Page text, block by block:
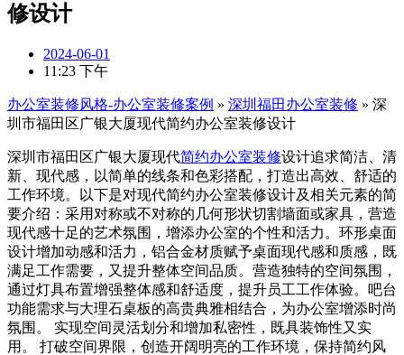
修设计
2024-06-01
11:23 下午
办公室装修风格-办公室装修案例 » 深圳福田办公室装修 » 深
圳市福田区广银大厦现代简约办公室装修设计
深圳市福田区广银大厦现代简约办公室装修设计追求简洁、清
新、现代感，以简单的线条和色彩搭配，打造出高效、舒适的
工作环境。以下是对现代简约办公室装修设计及相关元素的简
要介绍：采用对称或不对称的几何形状切割墙面或家具，营造
现代感十足的艺术氛围，增添办公室的个性和活力。环形桌面
设计增加动感和活力，铝合金材质赋予桌面现代感和质感，既
满足工作需要，又提升整体空间品质。营造独特的空间氛围，
通过灯具布置增强整体感和舒适度，提升员工工作体验。吧台
功能需求与大理石桌板的高贵典雅相结合，为办公室增添时尚
氛围。 实现空间灵活划分和增加私密性，既具装饰性又实
用。 打破空间界限，创造开阔明亮的工作环境，保持简约风